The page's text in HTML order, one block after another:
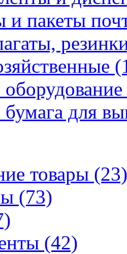
и пакеты
оборудование
для
товары (23)
(73)
(42)